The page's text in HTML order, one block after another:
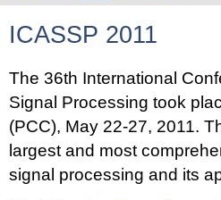
ICASSP 2011
The 36th International
Signal Processing took
(PCC), May 22-27, 2011.
largest and most
signal processing and its